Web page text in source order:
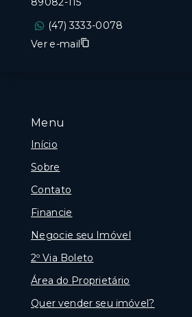
Menu
Início
Sobre
Contato
Financie
Negocie seu Imóvel
2º Via Boleto
Área do Proprietário
Quer vender seu imóvel?
(47) 3333-0078
Ver e-mail